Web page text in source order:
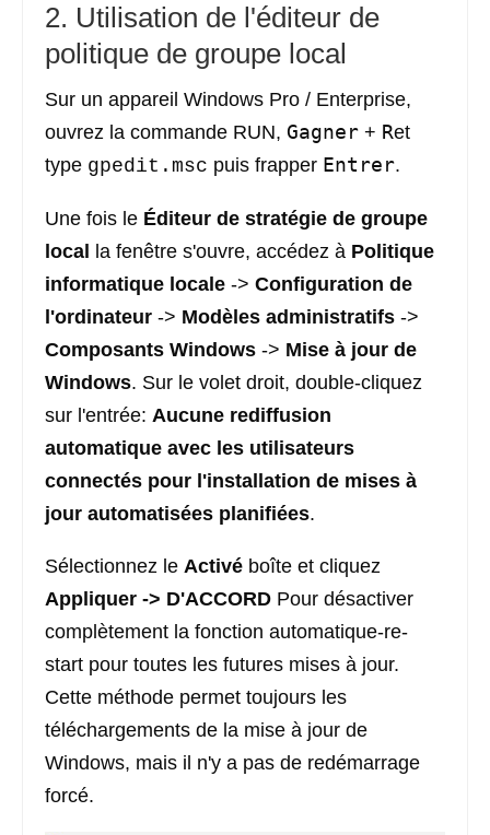
2. Utilisation de l'éditeur de
politique de groupe local
Sur un appareil Windows Pro / Enterprise,
ouvrez la commande RUN, Gagner + Ret
type gpedit.msc puis frapper Entrer.
Une fois le Éditeur de stratégie de groupe
local
la fenêtre s'ouvre, accédez à Politique
informatique locale -> Configuration de
l'ordinateur -> Modèles administratifs ->
Composants Windows -> Mise à jour de
Windows. Sur le volet droit, double-cliquez
sur l'entrée: Aucune rediffusion
automatique avec les utilisateurs
connectés pour l'installation de mises à
jour automatisées planifiées.
Sélectionnez le Activé boîte et cliquez
Appliquer -> D'ACCORD Pour désactiver
complètement la fonction automatique-re-
start pour toutes les futures mises à jour.
Cette méthode permet toujours les
téléchargements de la mise à jour de
Windows, mais il n'y a pas de redémarrage
forcé.